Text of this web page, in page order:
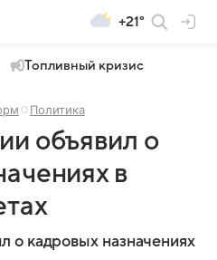
+21°
Топливный кризис
Политика
объявил о
в
о кадровых назначениях